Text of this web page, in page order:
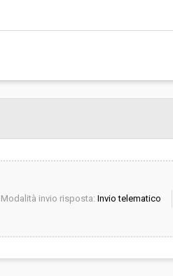
Modalità invio risposta: Invio telematico